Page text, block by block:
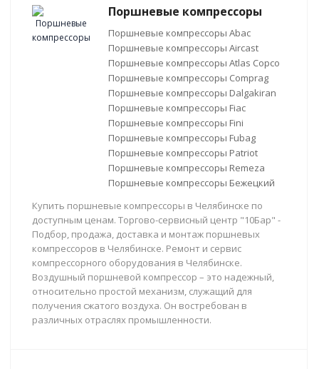
Поршневые компрессоры
Поршневые компрессоры Abac
Поршневые компрессоры Aircast
Поршневые компрессоры Atlas Copco
Поршневые компрессоры Comprag
Поршневые компрессоры Dalgakiran
Поршневые компрессоры Fiac
Поршневые компрессоры Fini
Поршневые компрессоры Fubag
Поршневые компрессоры Patriot
Поршневые компрессоры Remeza
Поршневые компрессоры Бежецкий
Купить поршневые компрессоры в Челябинске по
доступным ценам. Торгово-сервисный центр "10Бар" -
Подбор, продажа, доставка и монтаж поршневых
компрессоров в Челябинске. Ремонт и сервис
компрессорного оборудования в Челябинске.
Воздушный поршневой компрессор – это надежный,
относительно простой механизм, служащий для
получения сжатого воздуха. Он востребован в
различных отраслях промышленности.